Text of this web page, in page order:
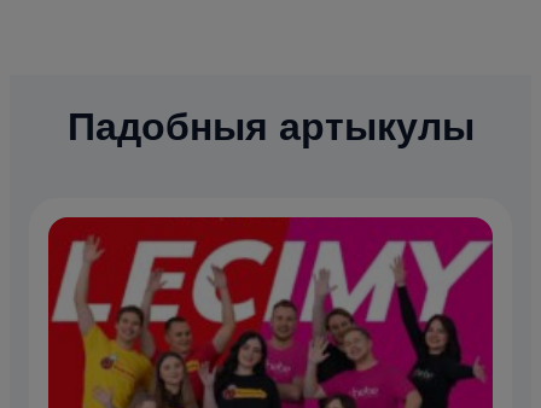
Падобныя артыкулы